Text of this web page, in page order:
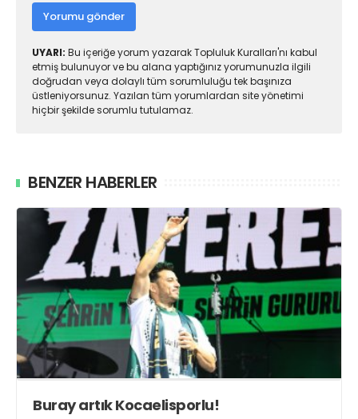
Yorumu gönder
UYARI: Bu içeriğe yorum yazarak Topluluk Kuralları'nı kabul
etmiş bulunuyor ve bu alana yaptığınız yorumunuzla ilgili
doğrudan veya dolaylı tüm sorumluluğu tek başınıza
üstleniyorsunuz. Yazılan tüm yorumlardan site yönetimi
hiçbir şekilde sorumlu tutulamaz.
BENZER HABERLER
Buray artık Kocaelisporlu!